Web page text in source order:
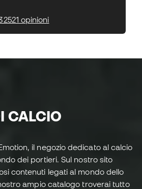
opinioni
CALCIO
il negozio dedicato al calcio
dei portieri. Sul nostro sito
contenuti legati al mondo dello
ampio catalogo troverai tutto